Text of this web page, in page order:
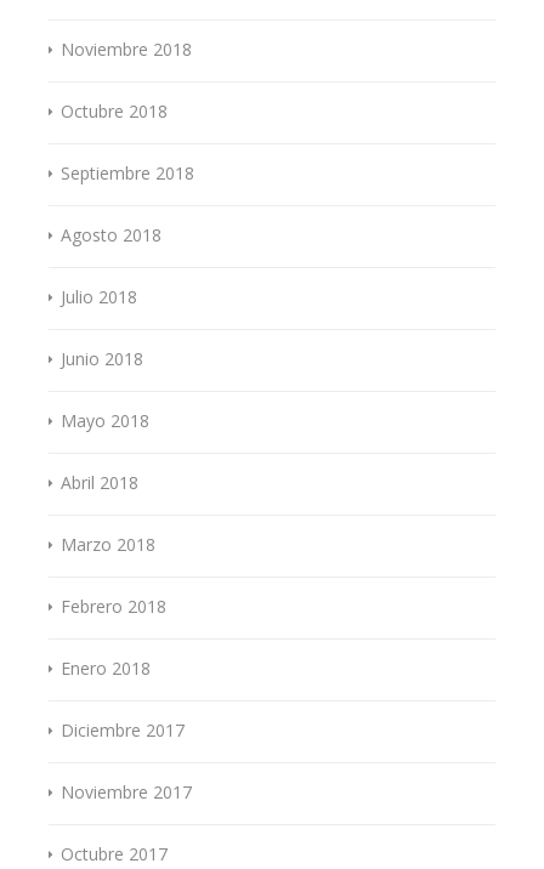
Noviembre 2018
Octubre 2018
Septiembre 2018
Agosto 2018
Julio 2018
Junio 2018
Mayo 2018
Abril 2018
Marzo 2018
Febrero 2018
Enero 2018
Diciembre 2017
Noviembre 2017
Octubre 2017